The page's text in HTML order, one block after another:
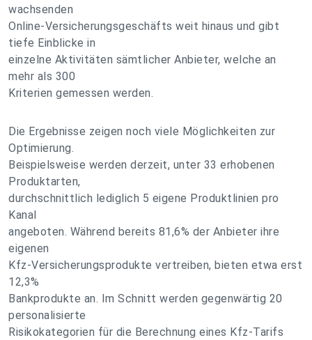
wachsenden
Online-Versicherungsgeschäfts weit hinaus und gibt
tiefe Einblicke in
einzelne Aktivitäten sämtlicher Anbieter, welche an
mehr als 300
Kriterien gemessen werden.
Die Ergebnisse zeigen noch viele Möglichkeiten zur
Optimierung.
Beispielsweise werden derzeit, unter 33 erhobenen
Produktarten,
durchschnittlich lediglich 5 eigene Produktlinien pro
Kanal
angeboten. Während bereits 81,6% der Anbieter ihre
eigenen
Kfz-Versicherungsprodukte vertreiben, bieten etwa erst
12,3%
Bankprodukte an. Im Schnitt werden gegenwärtig 20
personalisierte
Risikokategorien für die Berechnung eines Kfz-Tarifs